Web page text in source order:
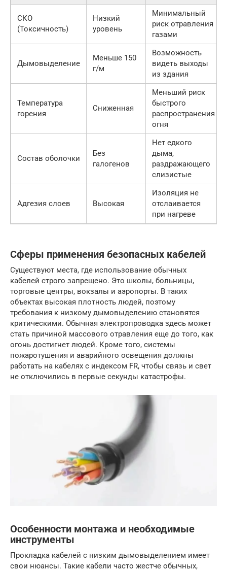
СКО
(Токсичность)
Низкий
уровень
Минимальный
риск отравления
газами
Дымовыделение
Меньше 150
г/м
Возможность
видеть выходы
из здания
Температура
горения
Сниженная
Меньший риск
быстрого
распространения
огня
Состав оболочки
Без
галогенов
Нет едкого
дыма,
раздражающего
слизистые
Адгезия слоев Высокая
Изоляция не
отслаивается
при нагреве
Сферы применения безопасных кабелей
Существуют места, где использование обычных
кабелей строго запрещено. Это школы, больницы,
торговые центры, вокзалы и аэропорты. В таких
объектах высокая плотность людей, поэтому
требования к низкому дымовыделению становятся
критическими. Обычная электропроводка здесь может
стать причиной массового отравления еще до того, как
огонь достигнет людей. Кроме того, системы
пожаротушения и аварийного освещения должны
работать на кабелях с индексом FR, чтобы связь и свет
не отключились в первые секунды катастрофы.
Особенности монтажа и необходимые
инструменты
Прокладка кабелей с низким дымовыделением имеет
свои нюансы. Такие кабели часто жестче обычных,